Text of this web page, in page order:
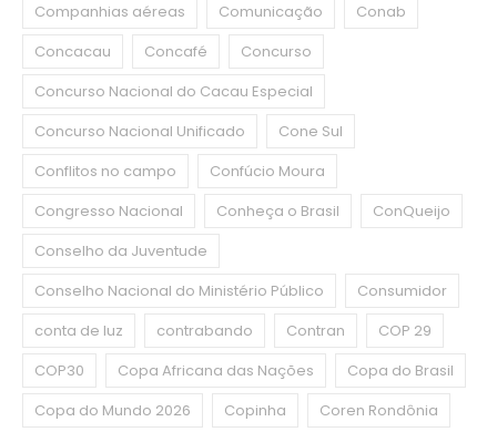
Companhias aéreas
Comunicação
Conab
Concacau
Concafé
Concurso
Concurso Nacional do Cacau Especial
Concurso Nacional Unificado
Cone Sul
Conflitos no campo
Confúcio Moura
Congresso Nacional
Conheça o Brasil
ConQueijo
Conselho da Juventude
Conselho Nacional do Ministério Público
Consumidor
conta de luz
contrabando Contran
COP 29
COP30
Copa Africana das Nações
Copa do Brasil
Copa do Mundo 2026
Copinha
Coren Rondônia